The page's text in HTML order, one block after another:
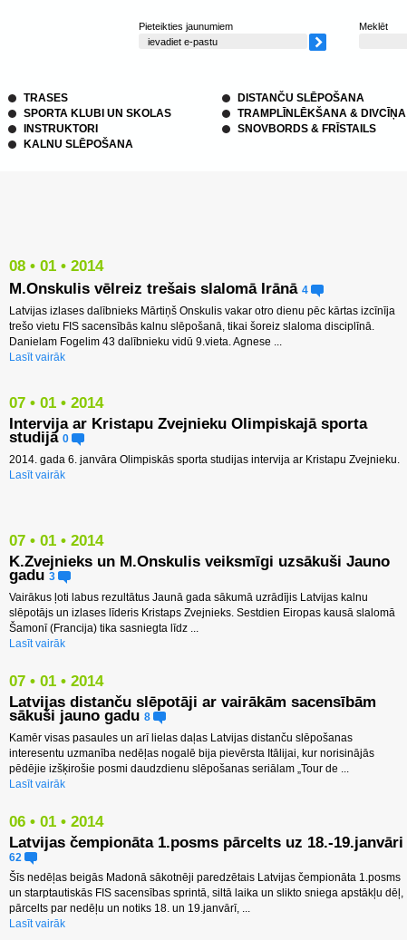
Pieteikties jaunumiem Meklēt
TRASES
SPORTA KLUBI UN SKOLAS
INSTRUKTORI
KALNU SLĒPOŠANA
DISTANČU SLĒPOŠANA
TRAMPLĪNLĒKŠANA & DIVCĪŅA
SNOVBORDS & FRĪSTAILS
08 • 01 • 2014
M.Onskulis vēlreiz trešais slalomā Irānā 4
Latvijas izlases dalībnieks Mārtiņš Onskulis vakar otro dienu pēc kārtas izcīnīja
trešo vietu FIS sacensībās kalnu slēpošanā, tikai šoreiz slaloma disciplīnā.
Danielam Fogelim 43 dalībnieku vidū 9.vieta. Agnese ...
Lasīt vairāk
07 • 01 • 2014
Intervija ar Kristapu Zvejnieku Olimpiskajā sporta
studijā 0
2014. gada 6. janvāra Olimpiskās sporta studijas intervija ar Kristapu Zvejnieku.
Lasīt vairāk
07 • 01 • 2014
K.Zvejnieks un M.Onskulis veiksmīgi uzsākuši Jauno
gadu 3
Vairākus ļoti labus rezultātus Jaunā gada sākumā uzrādījis Latvijas kalnu
slēpotājs un izlases līderis Kristaps Zvejnieks. Sestdien Eiropas kausā slalomā
Šamonī (Francija) tika sasniegta līdz ...
Lasīt vairāk
07 • 01 • 2014
Latvijas distanču slēpotāji ar vairākām sacensībām
sākuši jauno gadu 8
Kamēr visas pasaules un arī lielas daļas Latvijas distanču slēpošanas
interesentu uzmanība nedēļas nogalē bija pievērsta Itālijai, kur norisinājās
pēdējie izšķirošie posmi daudzdienu slēpošanas seriālam „Tour de ...
Lasīt vairāk
06 • 01 • 2014
Latvijas čempionāta 1.posms pārcelts uz 18.-19.janvāri
62
Šīs nedēļas beigās Madonā sākotnēji paredzētais Latvijas čempionāta 1.posms
un starptautiskās FIS sacensības sprintā, siltā laika un slikto sniega apstākļu dēļ,
pārcelts par nedēļu un notiks 18. un 19.janvārī, ...
Lasīt vairāk